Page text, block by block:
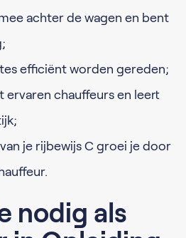
achter de wagen en bent
efficiënt worden gereden;
ervaren chauffeurs en leert
je rijbewijs C groei je door
nodig als